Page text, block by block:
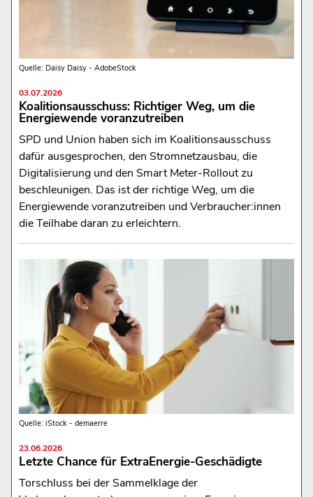
Quelle: Daisy Daisy - AdobeStock
03.07.2026
Koalitionsausschuss: Richtiger Weg, um die
Energiewende voranzutreiben
SPD und Union haben sich im Koalitionsausschuss
dafür ausgesprochen, den Stromnetzausbau, die
Digitalisierung und den Smart Meter-Rollout zu
beschleunigen. Das ist der richtige Weg, um die
Energiewende voranzutreiben und Verbraucher:innen
die Teilhabe daran zu erleichtern.
Quelle: iStock - demaerre
23.06.2026
Letzte Chance für ExtraEnergie-Geschädigte
Torschluss bei der Sammelklage der